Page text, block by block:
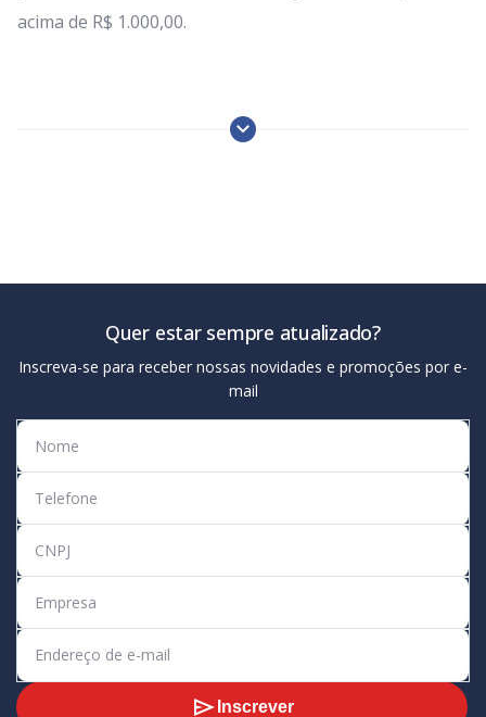
acima de R$ 1.000,00.
Quer estar sempre atualizado?
Inscreva-se para receber nossas novidades e promoções por e-
mail
Inscrever